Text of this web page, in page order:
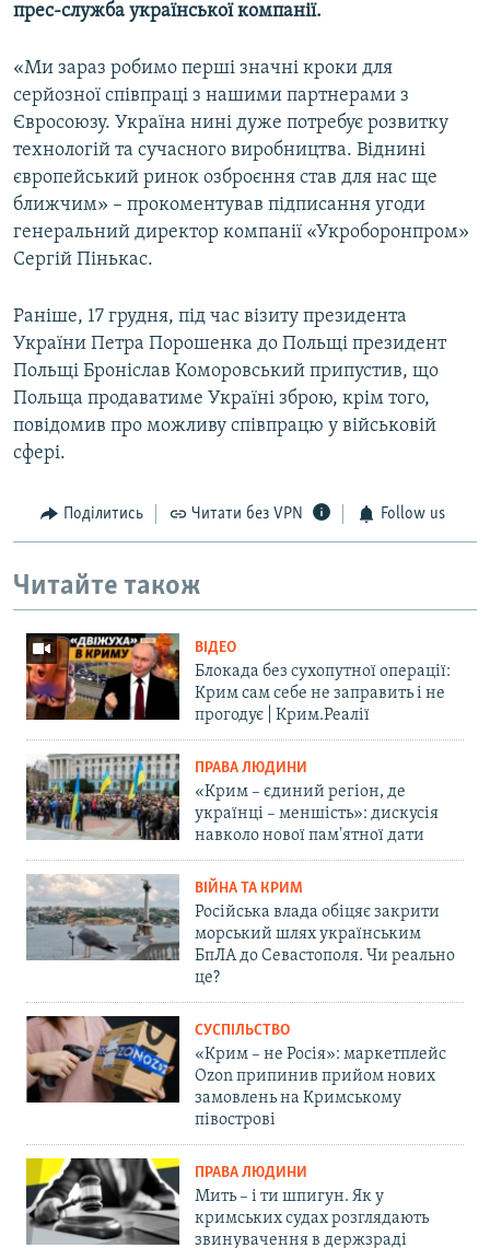
Усі сайти RFE/RL
прес-служба української компанії.
«Ми зараз робимо перші значні кроки для
серйозної співпраці з нашими партнерами з
Євросоюзу. Україна нині дуже потребує розвитку
технологій та сучасного виробництва. Віднині
європейський ринок озброєння став для нас ще
ближчим» – прокоментував підписання угоди
генеральний директор компанії «Укроборонпром»
Сергій Пінькас.
Раніше, 17 грудня, під час візиту президента
України Петра Порошенка до Польщі президент
Польщі Броніслав Коморовський припустив, що
Польща продаватиме Україні зброю, крім того,
повідомив про можливу співпрацю у військовій
сфері.
Поділитись Читати без VPN Follow us
Читайте також
ВІДЕО
Блокада без сухопутної операції:
Крим сам себе не заправить і не
прогодує | Крим.Реалії
ПРАВА ЛЮДИНИ
«Крим – єдиний регіон, де
українці – меншість»: дискусія
навколо нової пам'ятної дати
ВІЙНА ТА КРИМ
Російська влада обіцяє закрити
морський шлях українським
БпЛА до Севастополя. Чи реально
це?
СУСПІЛЬСТВО
«Крим – не Росія»: маркетплейс
Ozon припинив прийом нових
замовлень на Кримському
півострові
ПРАВА ЛЮДИНИ
Мить – і ти шпигун. Як у
кримських судах розглядають
звинувачення в держзраді